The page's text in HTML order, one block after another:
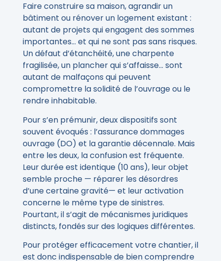
Faire construire sa maison, agrandir un
bâtiment ou rénover un logement existant :
autant de projets qui engagent des sommes
importantes… et qui ne sont pas sans risques.
Un défaut d’étanchéité, une charpente
fragilisée, un plancher qui s’affaisse… sont
autant de malfaçons qui peuvent
compromettre la solidité de l’ouvrage ou le
rendre inhabitable.
Pour s’en prémunir, deux dispositifs sont
souvent évoqués : l’assurance dommages
ouvrage (DO) et la garantie décennale. Mais
entre les deux, la confusion est fréquente.
Leur durée est identique (10 ans), leur objet
semble proche — réparer les désordres
d’une certaine gravité— et leur activation
concerne le même type de sinistres.
Pourtant, il s’agit de mécanismes juridiques
distincts, fondés sur des logiques différentes.
Pour protéger efficacement votre chantier, il
est donc indispensable de bien comprendre